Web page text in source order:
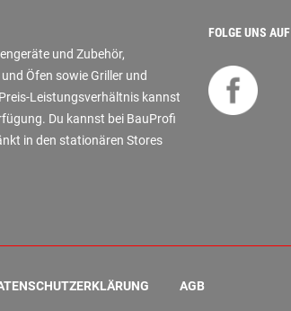
und Zubehör,
Öfen sowie Griller und
Leistungsverhältnis kannst
Du kannst bei BauProfi
in den stationären Stores
FOLGE UNS AUF
AGB